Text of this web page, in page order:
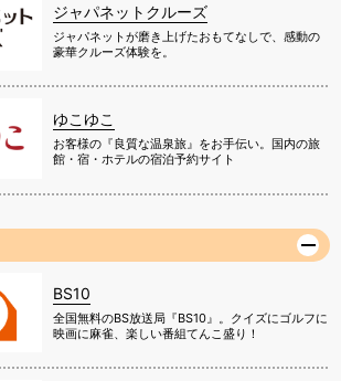
ジャパネットクルーズ
ジャパネットが磨き上げたおもてなしで、感動の
豪華クルーズ体験を。
ゆこゆこ
お客様の『良質な温泉旅』をお手伝い。国内の旅
館・宿・ホテルの宿泊予約サイト
BS10
全国無料のBS放送局『BS10』。クイズにゴルフに
映画に麻雀、楽しい番組てんこ盛り！